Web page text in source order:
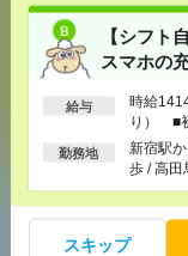
ション
【シフト
スマホの
給与
時給
り） ■
る
勤務地
新宿駅
歩 / 高田
スキップ
メール で送
あなた